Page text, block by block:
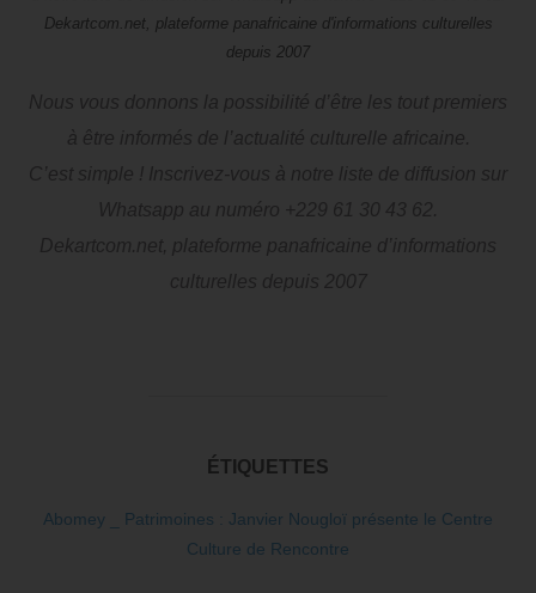
Nous vous donnons la possibilité d’être les tout premiers
à être informés de l’actualité culturelle africaine.
C’est simple ! Inscrivez-vous à notre liste de diffusion sur
Whatsapp au numéro +229 61 30 43 62.
Dekartcom.net, plateforme panafricaine d’informations
culturelles depuis 2007
ÉTIQUETTES
Abomey _ Patrimoines : Janvier Nougloï présente le Centre
Culture de Rencontre